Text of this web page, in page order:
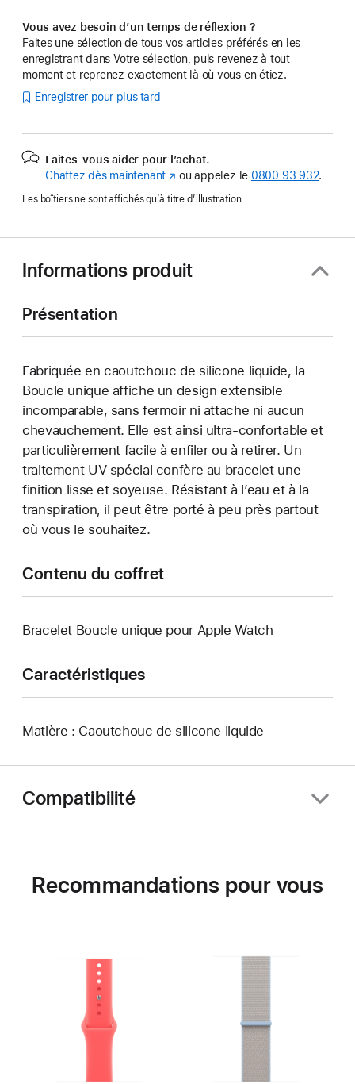
Vous avez besoin d’un temps de réflexion ?
Faites une sélection de tous vos articles préférés en les
enregistrant dans Votre sélection, puis revenez à tout
moment et reprenez exactement là où vous en étiez.
Enregistrer pour plus tard
Faites-vous aider pour l’achat.
Chattez dès maintenant (s’ouvre
une
fenêtre)
ou appelez le 0800 93 932.
Les boîtiers ne sont affichés qu’à titre d’illustration.
Informations produit
Présentation
Fabriquée en caoutchouc de silicone liquide, la
Boucle unique affiche un design extensible
incomparable, sans fermoir ni attache ni aucun
chevauchement. Elle est ainsi ultra-confortable et
particulièrement facile à enfiler ou à retirer. Un
traitement UV spécial confère au bracelet une
finition lisse et soyeuse. Résistant à l’eau et à la
transpiration, il peut être porté à peu près partout
où vous le souhaitez.
Contenu du coffret
Bracelet Boucle unique pour Apple Watch
Caractéristiques
Matière : Caoutchouc de silicone liquide
Compatibilité
Recommandations pour vous